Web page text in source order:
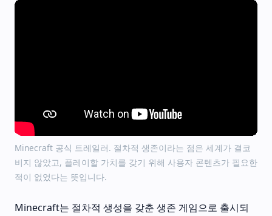
Minecraft 공식 트레일러. 절차적 생존이라는 점은 세계가 결코
비지 않았고, 플레이할 가치를 갖기 위해 사용자 콘텐츠가 필요한
적이 없었다는 뜻입니다.
Minecraft는 절차적 생성을 갖춘 생존 게임으로 출시되